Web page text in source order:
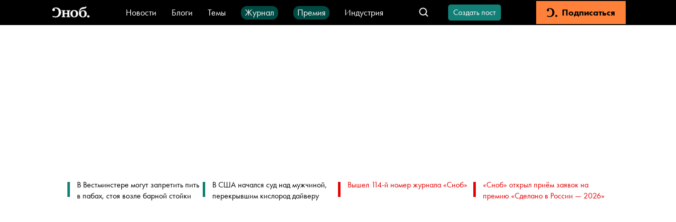
Новости Блоги Темы Журнал Премия
Индустрия
Стиль
Видео Город IT-продукты
Создать пост Подписаться
В Вестминстере могут запретить пить
в пабах, стоя возле барной стойки
В США начался суд над мужчиной,
перекрывшим кислород дайверу
Вышел 114-й номер журнала «Сноб»
«Сноб» открыл приём заявок на
премию «Сделано в России — 2026»